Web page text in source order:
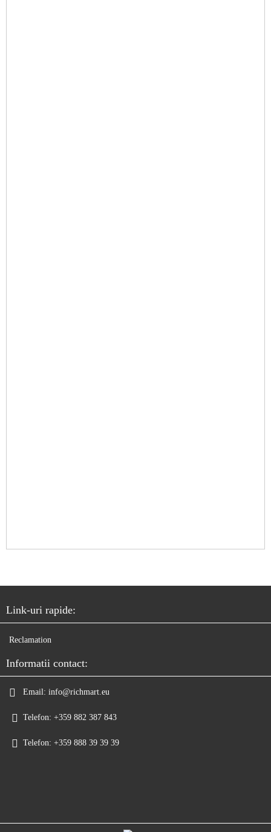
Link-uri rapide:
Reclamation
Informatii contact:
Email: info@richmart.eu
Telefon: +359 882 387 843
Telefon: +359 888 39 39 39